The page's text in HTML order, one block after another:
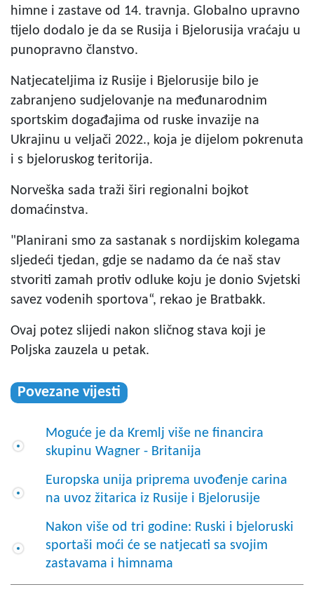
himne i zastave od 14. travnja. Globalno upravno
tijelo dodalo je da se Rusija i Bjelorusija vraćaju u
punopravno članstvo.
Natjecateljima iz Rusije i Bjelorusije bilo je
zabranjeno sudjelovanje na međunarodnim
sportskim događajima od ruske invazije na
Ukrajinu u veljači 2022., koja je dijelom pokrenuta
i s bjeloruskog teritorija.
Norveška sada traži širi regionalni bojkot
domaćinstva.
"Planirani smo za sastanak s nordijskim kolegama
sljedeći tjedan, gdje se nadamo da će naš stav
stvoriti zamah protiv odluke koju je donio Svjetski
savez vodenih sportova“, rekao je Bratbakk.
Ovaj potez slijedi nakon sličnog stava koji je
Poljska zauzela u petak.
Povezane vijesti
Moguće je da Kremlj više ne financira
skupinu Wagner - Britanija
Europska unija priprema uvođenje carina
na uvoz žitarica iz Rusije i Bjelorusije
Nakon više od tri godine: Ruski i bjeloruski
sportaši moći će se natjecati sa svojim
zastavama i himnama